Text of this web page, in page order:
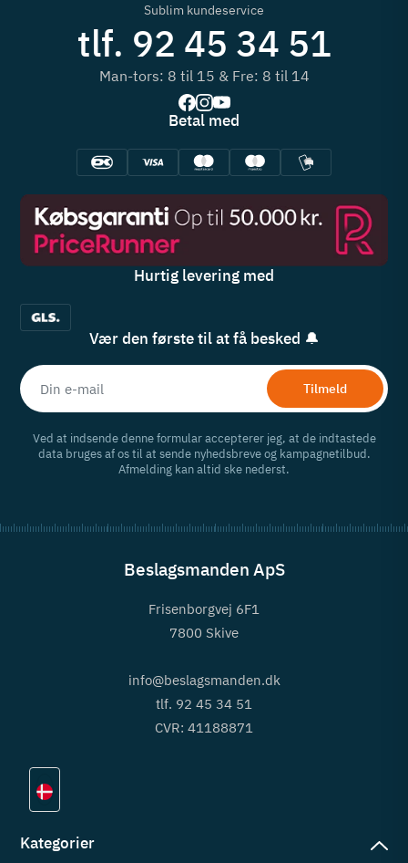
Sublim kundeservice
tlf. 92 45 34 51
Man-tors: 8 til 15 & Fre: 8 til 14
Betal med
Hurtig levering med
Vær den første til at få besked 🔔
Tilmeld
Ved at indsende denne formular accepterer jeg, at de indtastede
data bruges af os til at sende nyhedsbreve og kampagnetilbud.
Afmelding kan altid ske nederst.
Beslagsmanden ApS
Frisenborgvej 6F1
7800 Skive
info@beslagsmanden.dk
tlf. 92 45 34 51
CVR: 41188871
Kategorier